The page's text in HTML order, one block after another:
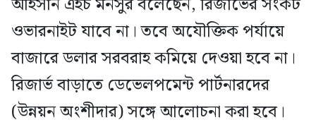
ওভারনাইট যাবে না। তবে অযৌক্তিক পর্যায়ে
বাজারে ডলার সরবরাহ কমিয়ে দেওয়া হবে না।
রিজার্ভ বাড়াতে ডেভেলপমেন্ট পার্টনারদের
(উন্নয়ন অংশীদার) সঙ্গে আলোচনা করা হবে।